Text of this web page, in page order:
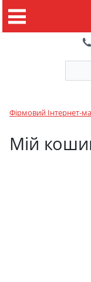
Фірмовий Інтернет-
Мій